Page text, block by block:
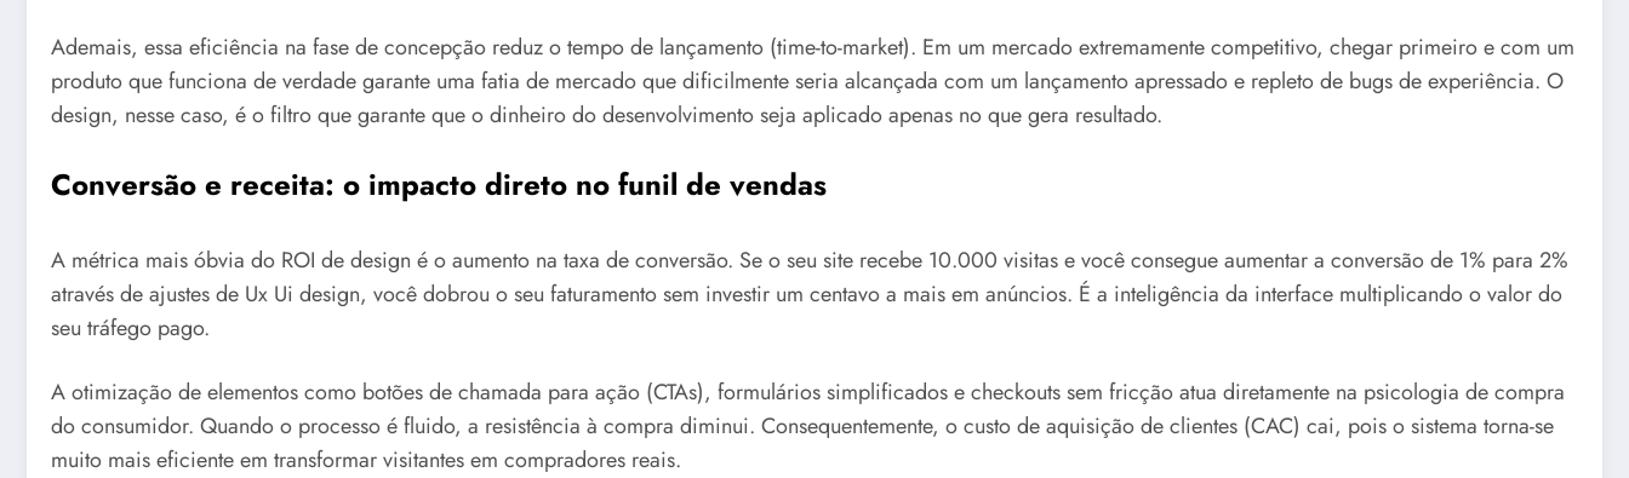
Ademais, essa eficiência na fase de concepção reduz o tempo de lançamento (time-to-market). Em um mercado extremamente competitivo, chegar primeiro e com um
produto que funciona de verdade garante uma fatia de mercado que dificilmente seria alcançada com um lançamento apressado e repleto de bugs de experiência. O
design, nesse caso, é o filtro que garante que o dinheiro do desenvolvimento seja aplicado apenas no que gera resultado.
Conversão e receita: o impacto direto no funil de vendas
A métrica mais óbvia do ROI de design é o aumento na taxa de conversão. Se o seu site recebe 10.000 visitas e você consegue aumentar a conversão de 1% para 2%
através de ajustes de Ux Ui design, você dobrou o seu faturamento sem investir um centavo a mais em anúncios. É a inteligência da interface multiplicando o valor do
seu tráfego pago.
A otimização de elementos como botões de chamada para ação (CTAs), formulários simplificados e checkouts sem fricção atua diretamente na psicologia de compra
do consumidor. Quando o processo é fluido, a resistência à compra diminui. Consequentemente, o custo de aquisição de clientes (CAC) cai, pois o sistema torna-se
muito mais eficiente em transformar visitantes em compradores reais.